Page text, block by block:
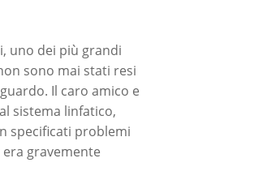
uno dei più grandi
sono mai stati resi
Il caro amico e
sistema linfatico,
specificati problemi
gravemente